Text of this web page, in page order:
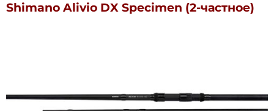
Shimano Alivio DX Specimen (2-частное)